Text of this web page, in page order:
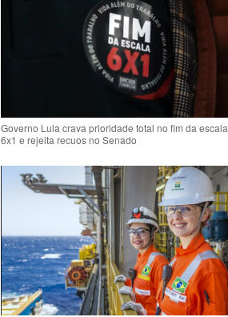
Governo Lula crava prioridade total no fim da escala
6x1 e rejeita recuos no Senado